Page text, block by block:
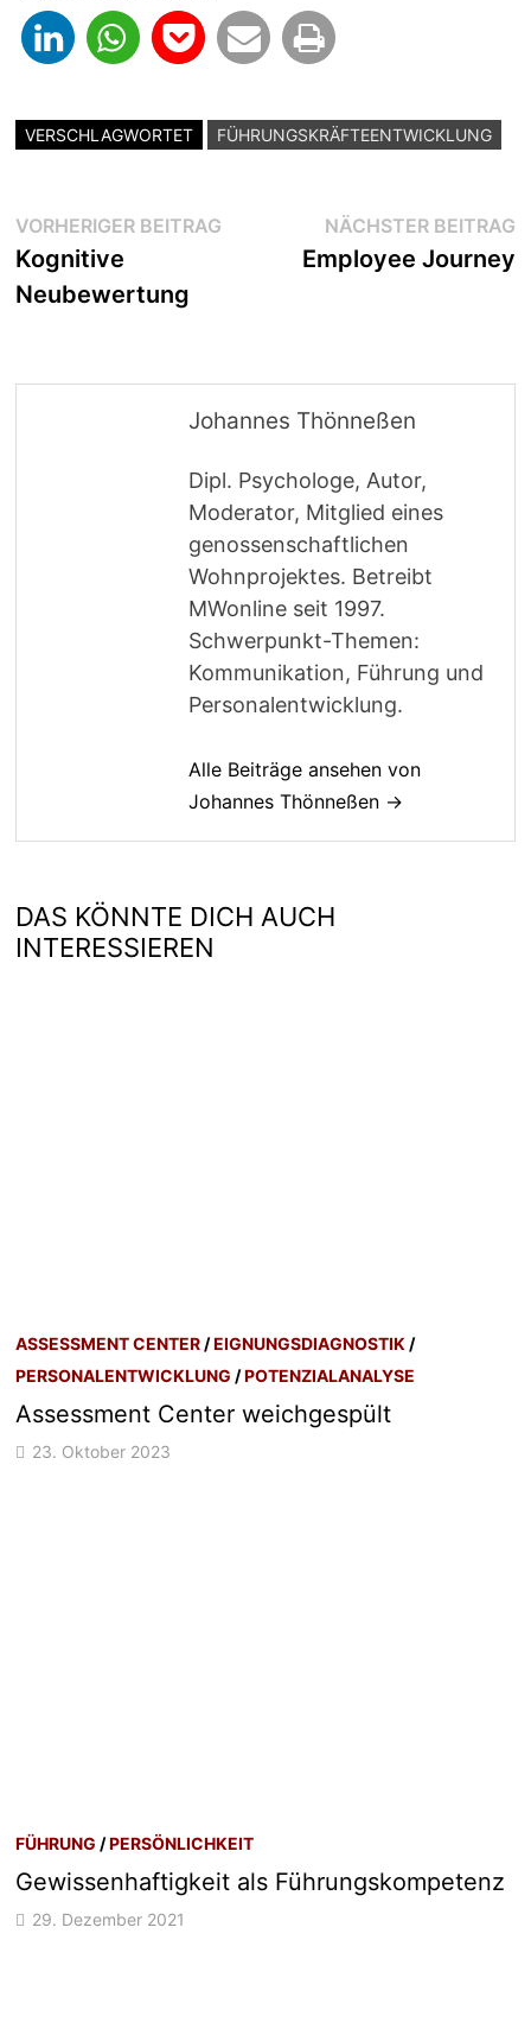
VERSCHLAGWORTET FÜHRUNGSKRÄFTEENTWICKLUNG
Beitragsnavigation
VORHERIGER BEITRAG Vorheriger
Kognitive
Neubewertung
NÄCHSTER BEITRAG
Employee Journey
Johannes Thönneßen
Dipl. Psychologe, Autor,
Moderator, Mitglied eines
genossenschaftlichen
Wohnprojektes. Betreibt
MWonline seit 1997.
Schwerpunkt-Themen:
Kommunikation, Führung und
Personalentwicklung.
Alle Beiträge ansehen von
Johannes Thönneßen →
DAS KÖNNTE DICH AUCH
INTERESSIEREN
ASSESSMENT CENTER /EIGNUNGSDIAGNOSTIK /
PERSONALENTWICKLUNG /POTENZIALANALYSE
Assessment Center weichgespült
23. Oktober 2023
FÜHRUNG /PERSÖNLICHKEIT
Gewissenhaftigkeit als Führungskompetenz
29. Dezember 2021